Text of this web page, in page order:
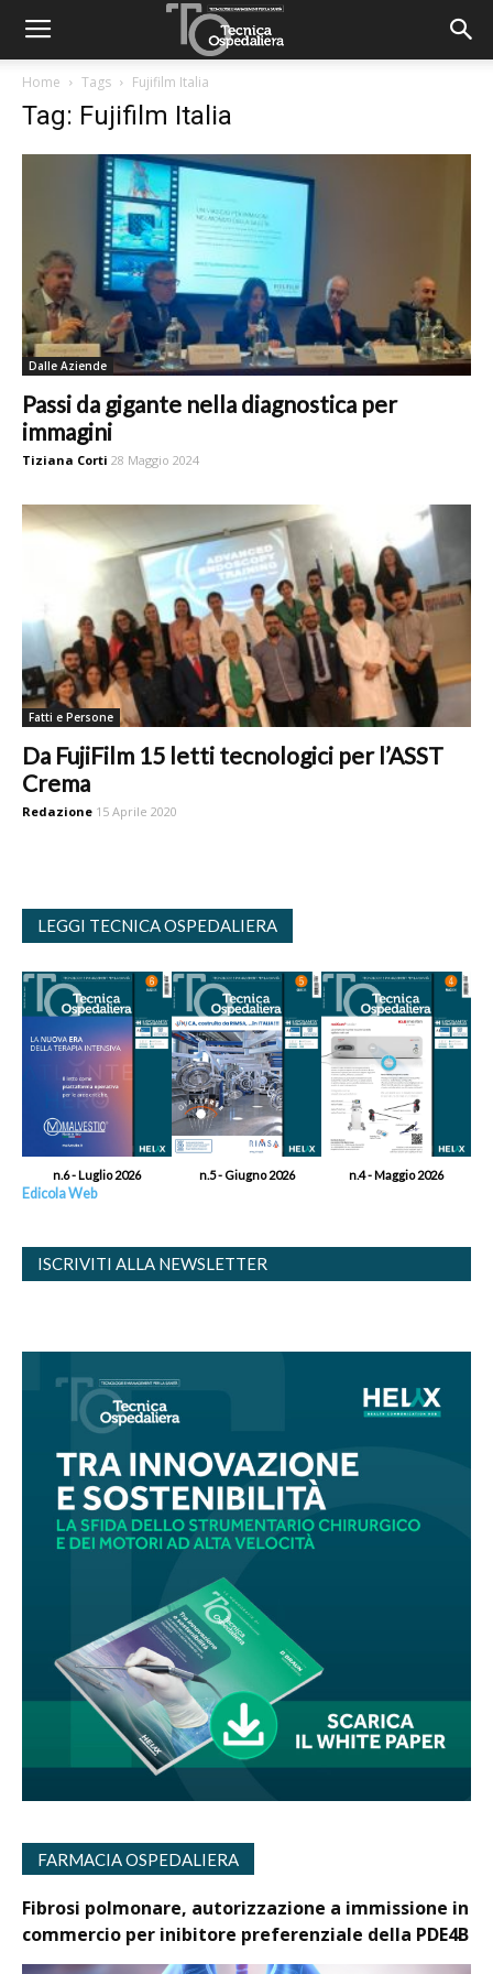
Home Tags Fujifilm Italia
Tag: Fujifilm Italia
Dalle Aziende
Passi da gigante nella diagnostica per
immagini
Tiziana Corti 28 Maggio 2024
Fatti e Persone
Da FujiFilm 15 letti tecnologici per l’ASST
Crema
Redazione 15 Aprile 2020
LEGGI TECNICA OSPEDALIERA
n.6 - Luglio 2026 n.5 - Giugno 2026 n.4 - Maggio 2026
Edicola Web
ISCRIVITI ALLA NEWSLETTER
FARMACIA OSPEDALIERA
Fibrosi polmonare, autorizzazione a immissione in
commercio per inibitore preferenziale della PDE4B